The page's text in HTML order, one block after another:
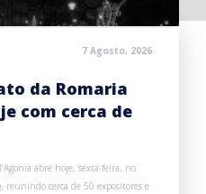
7 Agosto, 2026
da Romaria
com cerca de
abre hoje, sexta-feira, no
reunindo cerca de 50 expositores e